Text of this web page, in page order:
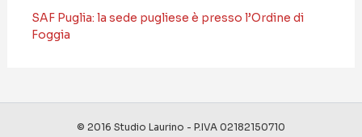
SAF Puglia: la sede pugliese è presso l’Ordine di
Foggia
© 2016 Studio Laurino - P.IVA 02182150710